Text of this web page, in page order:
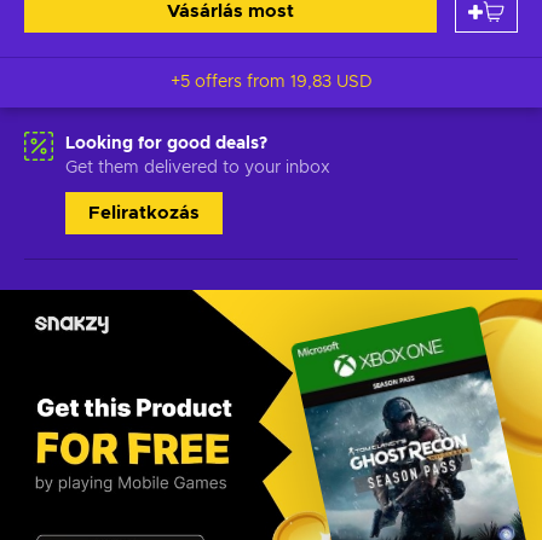
Vásárlás most
+5 offers from 19,83 USD
Looking for good deals?
Get them delivered to your inbox
Feliratkozás